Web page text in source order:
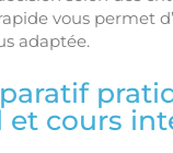
vous permet
adaptée.
et cours